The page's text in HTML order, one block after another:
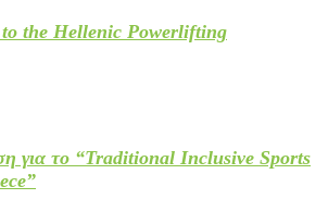
the Hellenic Powerlifting
για το “Traditional Inclusive Sports